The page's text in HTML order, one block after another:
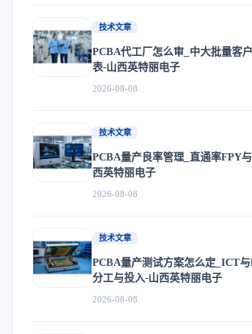
技术文章
PCBA代工厂怎么审_中大批量客
表-山西英特丽电子
2026-08-08
技术文章
PCBA量产良率管理_直通率FPY
西英特丽电子
2026-08-08
技术文章
PCBA量产测试方案怎么定_ICT
分工与投入-山西英特丽电子
2026-08-08